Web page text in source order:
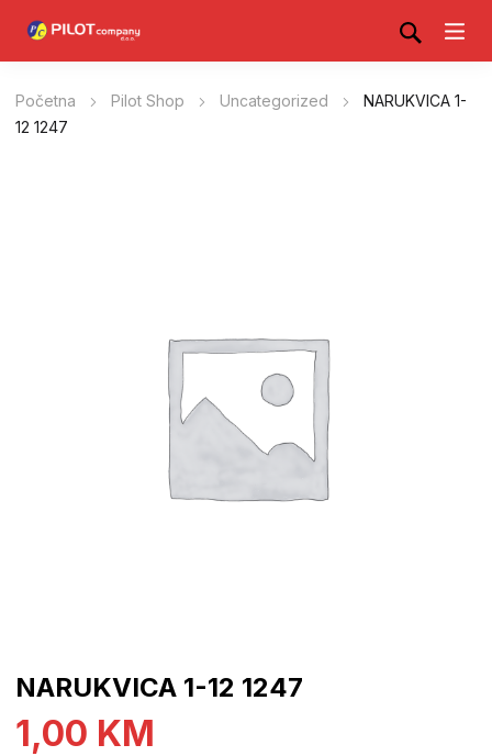
Početna Pilot Shop Uncategorized
NARUKVICA 1-
12 1247
NARUKVICA 1-12 1247
1,00 KM